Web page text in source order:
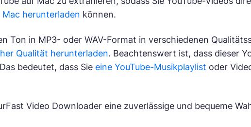
herunterladen können.
Ton in MP3- oder WAV-Format in verschiedenen
Qualität herunterladen. Beachtenswert ist, dass dieser
bedeutet, dass Sie eine YouTube-Musikplaylist oder
Video Downloader eine zuverlässige und bequeme